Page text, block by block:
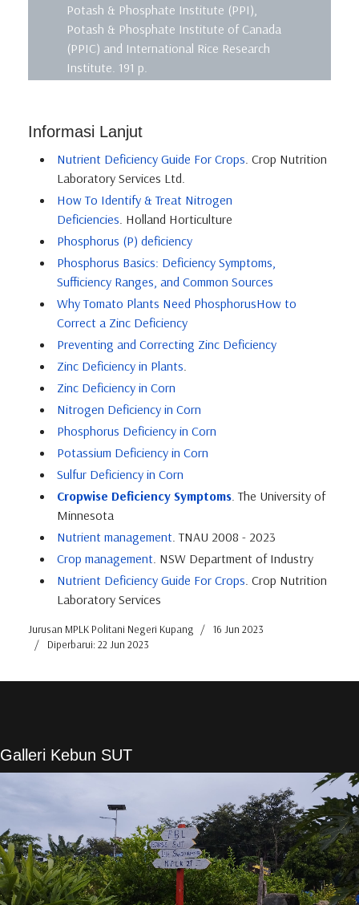
Potash & Phosphate Institute (PPI),
Potash & Phosphate Institute of Canada
(PPIC) and International Rice Research
Institute. 191 p.
Informasi Lanjut
Nutrient Deficiency Guide For Crops. Crop Nutrition
Laboratory Services Ltd.
How To Identify & Treat Nitrogen
Deficiencies. Holland Horticulture
Phosphorus (P) deficiency
Phosphorus Basics: Deficiency Symptoms,
Sufficiency Ranges, and Common Sources
Why Tomato Plants Need PhosphorusHow to
Correct a Zinc Deficiency
Preventing and Correcting Zinc Deficiency
Zinc Deficiency in Plants.
Zinc Deficiency in Corn
Nitrogen Deficiency in Corn
Phosphorus Deficiency in Corn
Potassium Deficiency in Corn
Sulfur Deficiency in Corn
Cropwise Deficiency Symptoms. The University of
Minnesota
Nutrient management. TNAU 2008 - 2023
Crop management. NSW Department of Industry
Nutrient Deficiency Guide For Crops. Crop Nutrition
Laboratory Services
Jurusan MPLK Politani Negeri Kupang
16 Jun 2023
Diperbarui: 22 Jun 2023
Galleri Kebun SUT